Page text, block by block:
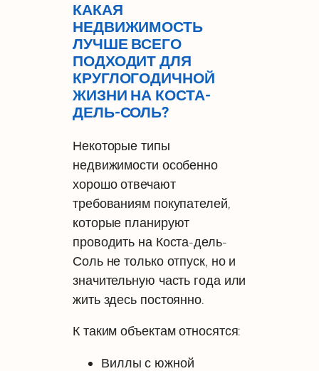
КАКАЯ
НЕДВИЖИМОСТЬ
ЛУЧШЕ ВСЕГО
ПОДХОДИТ ДЛЯ
КРУГЛОГОДИЧНОЙ
ЖИЗНИ НА КОСТА-
ДЕЛЬ-СОЛЬ?
Некоторые типы
недвижимости особенно
хорошо отвечают
требованиям покупателей,
которые планируют
проводить на Коста-дель-
Соль не только отпуск, но и
значительную часть года или
жить здесь постоянно.
К таким объектам относятся:
Виллы с южной